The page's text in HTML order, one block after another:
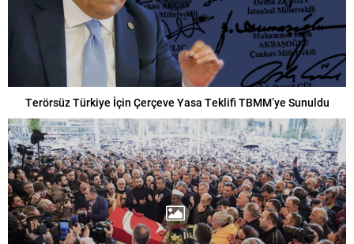
Terörsüz Türkiye İçin Çerçeve Yasa Teklifi TBMM’ye Sunuldu